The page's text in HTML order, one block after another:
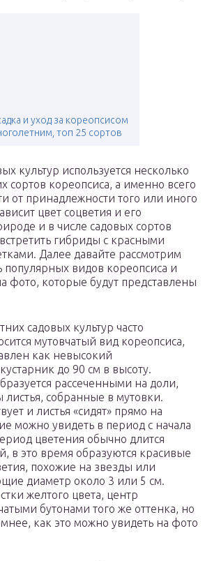
и уход за кореопсисом
топ 25 сортов
культур используется несколько
сортов кореопсиса, а именно всего
от принадлежности того или иного
цвет соцветия и его
и в числе садовых сортов
гибриды с красными
Далее давайте рассмотрим
популярных видов кореопсиса и
фото, которые будут представлены
садовых культур часто
мутовчатый вид кореопсиса,
как невысокий
до 90 см в высоту.
рассеченными на доли,
листья, собранные в мутовки.
и листья «сидят» прямо на
можно увидеть в период с начала
цветения обычно длится
в это время образуются красивые
похожие на звезды или
диаметр около 3 или 5 см.
желтого цвета, центр
бутонами того же оттенка, но
как это можно увидеть на фото